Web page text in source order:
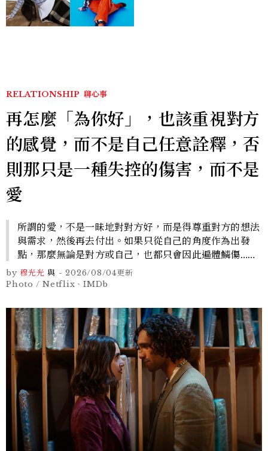
RELATIONSHIP 聊心事
再怎麼「為你好」，也該重視對方
的感覺，而不是自己任意詮釋，否
則那只是一種失控的傷害，而不是
愛
所謂的愛，不是一昧地對對方好，而是得尊重對方的想法
與需求，然後再去付出。如果只從自己的角度作為出發
點，那麼無論是對方或自己，也都只會因此遍體鱗傷……
by 穆光光 與 -2026/08/04更新
Photo / Netflix、IMDb